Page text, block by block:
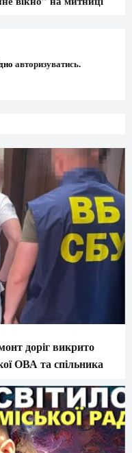
авторизуватись.
доріг викрито
ОВА та спільника